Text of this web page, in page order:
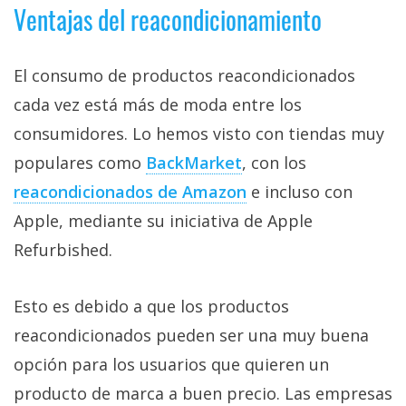
Ventajas del reacondicionamiento
El consumo de productos reacondicionados
cada vez está más de moda entre los
consumidores. Lo hemos visto con tiendas muy
populares como BackMarket, con los
reacondicionados de Amazon e incluso con
Apple, mediante su iniciativa de Apple
Refurbished.
Esto es debido a que los productos
reacondicionados pueden ser una muy buena
opción para los usuarios que quieren un
producto de marca a buen precio. Las empresas